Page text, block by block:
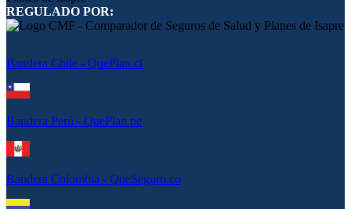
REGULADO POR:
Bandera Chile - QuePlan.cl
Bandera Perú - QuePlan.pe
Bandera Colombia - QueSeguro.co